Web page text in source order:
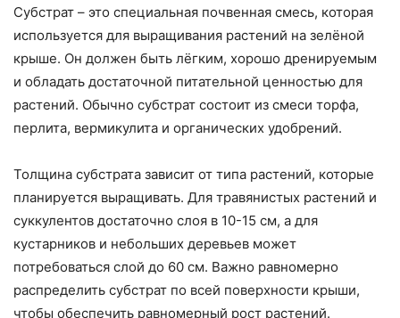
Субстрат – это специальная почвенная смесь, которая
используется для выращивания растений на зелёной
крыше. Он должен быть лёгким, хорошо дренируемым
и обладать достаточной питательной ценностью для
растений. Обычно субстрат состоит из смеси торфа,
перлита, вермикулита и органических удобрений.
Толщина субстрата зависит от типа растений, которые
планируется выращивать. Для травянистых растений и
суккулентов достаточно слоя в 10-15 см, а для
кустарников и небольших деревьев может
потребоваться слой до 60 см. Важно равномерно
распределить субстрат по всей поверхности крыши,
чтобы обеспечить равномерный рост растений.